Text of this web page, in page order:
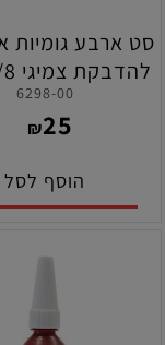
סט ארבע גומיות
פרו-ליין
6298-00
₪25
הוסף לסל